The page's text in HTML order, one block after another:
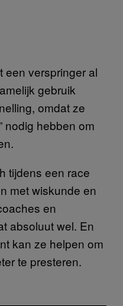
een verspringer al
gebruik
omdat ze
nodig hebben om
tijdens een race
met wiskunde en
en
absoluut wel. En
kan ze helpen om
te presteren.